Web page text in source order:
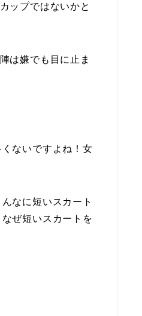
ップではないかと
は嫌でも目に止ま
ないですよね！女
なに短いスカート
ぜ短いスカートを